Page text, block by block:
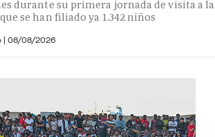
durante su primera jornada de visita a la
se han filiado ya 1.342 niños
| 08/08/2026